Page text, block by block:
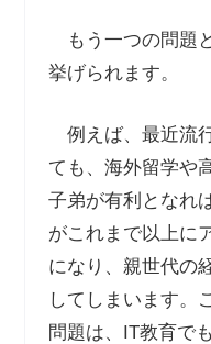
もう一つの問題
挙げられます。
例えば、最近流
ても、海外留学や
子弟が有利となれ
がこれまで以上に
になり、親世代の
してしまいます。
問題は、IT教育で